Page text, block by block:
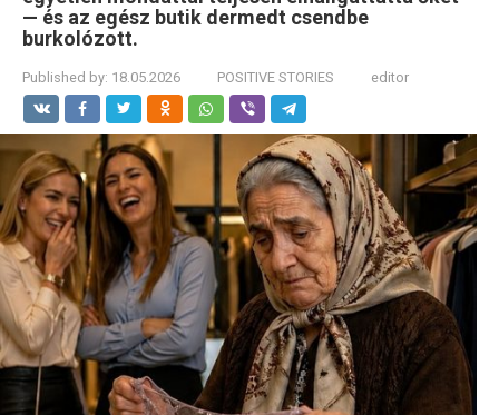
— és az egész butik dermedt csendbe
burkolózott.
Published by: 18.05.2026 POSITIVE STORIES editor